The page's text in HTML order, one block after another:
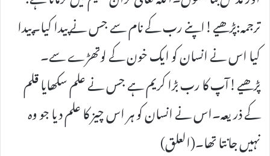
ترجمہ:پڑھیے!اپنے رب کے نام سے جس نے پیدا کیا۔پیدا
کیا اس نے انسان کو ایک خون کے لوتھڑے سے۔
پڑھیے!آپ کا رب بڑا کریم ہے جس نے علم سکھایا قلم
کے ذریعہ۔اس نے انسان کو ہر اس چیز کا علم دیا جو وہ
نہیں جانتا تھا۔(العلق)